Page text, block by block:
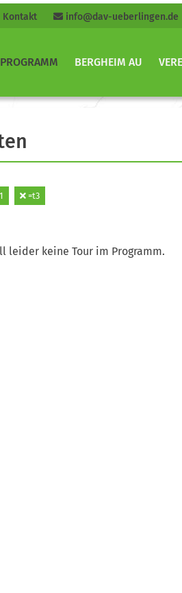
Kontakt info@dav-ueberlingen.de
PROGRAMM BERGHEIM AU
=t3
leider keine Tour im Programm.